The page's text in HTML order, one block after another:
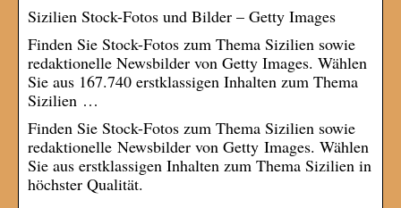
Sizilien Stock-Fotos und Bilder – Getty Images
Finden Sie Stock-Fotos zum Thema Sizilien sowie
redaktionelle Newsbilder von Getty Images. Wählen
Sie aus 167.740 erstklassigen Inhalten zum Thema
Sizilien …
Finden Sie Stock-Fotos zum Thema Sizilien sowie
redaktionelle Newsbilder von Getty Images. Wählen
Sie aus erstklassigen Inhalten zum Thema Sizilien in
höchster Qualität.